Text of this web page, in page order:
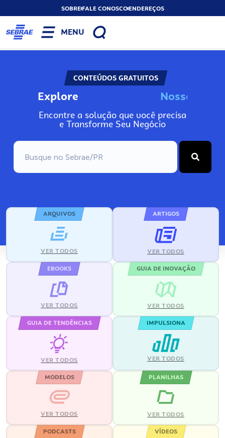
SOBREFALE CONOSCOENDEREÇOS
MENU
CONTEÚDOS GRATUITOS
Explore No
Encontre a solução que você precisa
e Transforme Seu Negócio
ARQUIVOS
VER TODOS
ARTIGOS
VER TODOS
EBOOKS
VER TODOS
GUIA DE INOVAÇÃO
VER TODOS
GUIA DE TENDÊNCIAS
VER TODOS
IMPULSIONA
VER TODOS
MODELOS
VER TODOS
PLANILHAS
VER TODOS
PODCASTS VÍDEOS